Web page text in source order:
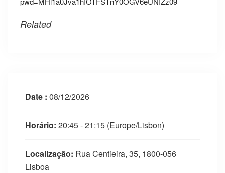
Related
Date : 08/12/2026
Horário: 20:45 - 21:15 (Europe/Lisbon)
Localização: Rua Centieira, 35, 1800-056
Lisboa